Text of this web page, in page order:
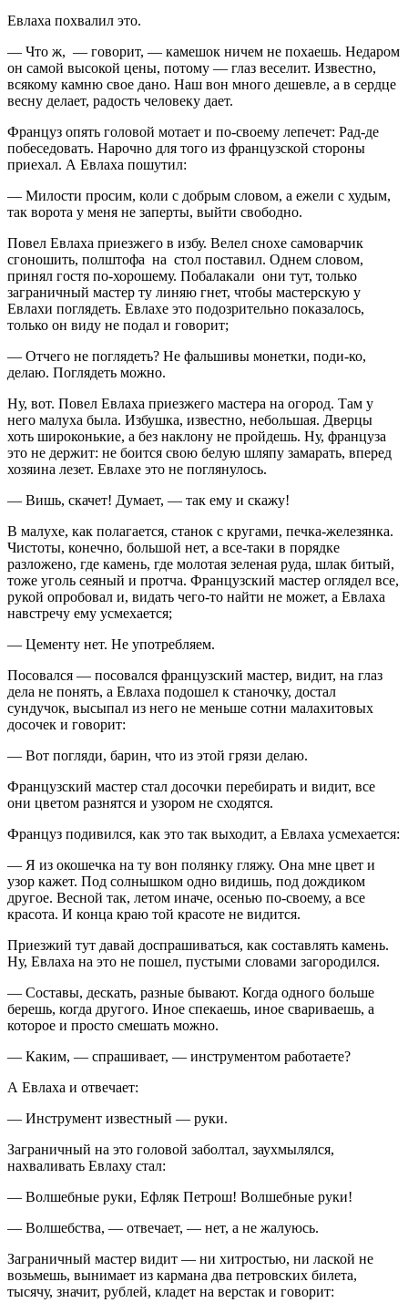
Евлаха похвалил это.
— Что ж, — говорит, — камешок ничем не похаешь. Недаром
он самой высокой цены, потому — глаз веселит. Известно,
всякому камню свое дано. Наш вон много дешевле, а в сердце
весну делает, радость человеку дает.
Француз опять головой мотает и по-своему лепечет: Рад-де
побеседовать. Нарочно для того из французской стороны
приехал. А Евлаха пошутил:
— Милости просим, коли с добрым словом, а ежели с худым,
так ворота у меня не заперты, выйти свободно.
Повел Евлаха приезжего в избу. Велел снохе самоварчик
сгоношить, полштофа на стол поставил. Однем словом,
принял гостя по-хорошему. Побалакали они тут, только
заграничный мастер ту линяю гнет, чтобы мастерскую у
Евлахи поглядеть. Евлахе это подозрительно показалось,
только он виду не подал и говорит;
— Отчего не поглядеть? Не фальшивы монетки, поди-ко,
делаю. Поглядеть можно.
Ну, вот. Повел Евлаха приезжего мастера на огород. Там у
него малуха была. Избушка, известно, небольшая. Дверцы
хоть широконькие, а без наклону не пройдешь. Ну, француза
это не держит: не боится свою белую шляпу замарать, вперед
хозяина лезет. Евлахе это не поглянулось.
— Вишь, скачет! Думает, — так ему и скажу!
В малухе, как полагается, станок с кругами, печка-железянка.
Чистоты, конечно, большой нет, а все-таки в порядке
разложено, где камень, где молотая зеленая руда, шлак битый,
тоже уголь сеяный и протча. Французский мастер оглядел все,
рукой опробовал и, видать чего-то найти не может, а Евлаха
навстречу ему усмехается;
— Цементу нет. Не употребляем.
Посовался — посовался французский мастер, видит, на глаз
дела не понять, а Евлаха подошел к станочку, достал
сундучок, высыпал из него не меньше сотни малахитовых
досочек и говорит:
— Вот погляди, барин, что из этой грязи делаю.
Французский мастер стал досочки перебирать и видит, все
они цветом разнятся и узором не сходятся.
Француз подивился, как это так выходит, а Евлаха усмехается:
— Я из окошечка на ту вон полянку гляжу. Она мне цвет и
узор кажет. Под солнышком одно видишь, под дождиком
другое. Весной так, летом иначе, осенью по-своему, а все
красота. И конца краю той красоте не видится.
Приезжий тут давай доспрашиваться, как составлять камень.
Ну, Евлаха на это не пошел, пустыми словами загородился.
— Составы, дескать, разные бывают. Когда одного больше
берешь, когда другого. Иное спекаешь, иное свариваешь, а
которое и просто смешать можно.
— Каким, — спрашивает, — инструментом работаете?
А Евлаха и отвечает:
— Инструмент известный — руки.
Заграничный на это головой заболтал, заухмылялся,
нахваливать Евлаху стал:
— Волшебные руки, Ефляк Петрош! Волшебные руки!
— Волшебства, — отвечает, — нет, а не жалуюсь.
Заграничный мастер видит — ни хитростью, ни лаской не
возьмешь, вынимает из кармана два петровских билета,
тысячу, значит, рублей, кладет на верстак и говорит: